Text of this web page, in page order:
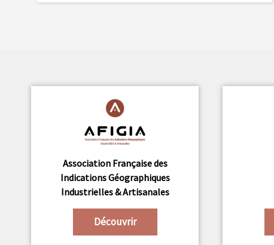
Association Française des
Indications Géographiques
Industrielles & Artisanales
Découvrir